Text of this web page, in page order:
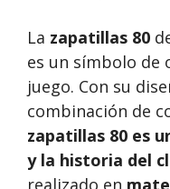
La zapatillas 80
es un símbolo de
juego. Con su
combinación de
zapatillas 80 es
y la historia del
realizado en